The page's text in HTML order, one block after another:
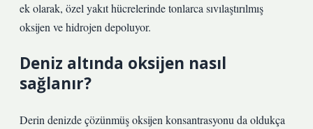
ek olarak, özel yakıt hücrelerinde tonlarca sıvılaştırılmış
oksijen ve hidrojen depoluyor.
Deniz altında oksijen nasıl
sağlanır?
Derin denizde çözünmüş oksijen konsantrasyonu da oldukça